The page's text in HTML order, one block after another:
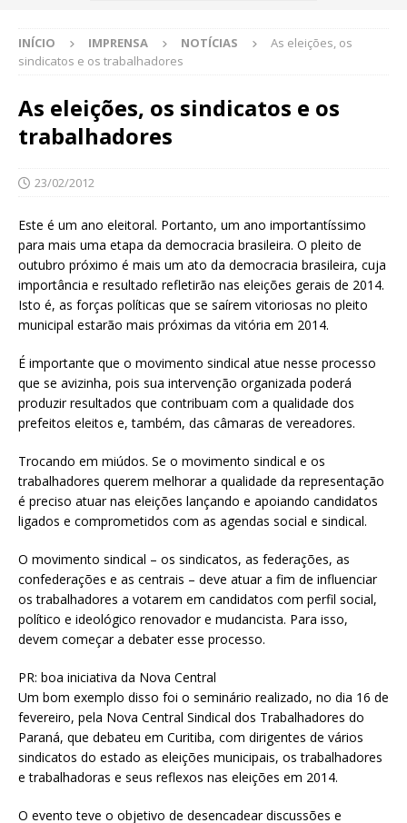
INÍCIO IMPRENSA NOTÍCIAS
As eleições, os
sindicatos e os trabalhadores
As eleições, os sindicatos e os
trabalhadores
23/02/2012
Este é um ano eleitoral. Portanto, um ano importantíssimo
para mais uma etapa da democracia brasileira. O pleito de
outubro próximo é mais um ato da democracia brasileira, cuja
importância e resultado refletirão nas eleições gerais de 2014.
Isto é, as forças políticas que se saírem vitoriosas no pleito
municipal estarão mais próximas da vitória em 2014.
É importante que o movimento sindical atue nesse processo
que se avizinha, pois sua intervenção organizada poderá
produzir resultados que contribuam com a qualidade dos
prefeitos eleitos e, também, das câmaras de vereadores.
Trocando em miúdos. Se o movimento sindical e os
trabalhadores querem melhorar a qualidade da representação
é preciso atuar nas eleições lançando e apoiando candidatos
ligados e comprometidos com as agendas social e sindical.
O movimento sindical – os sindicatos, as federações, as
confederações e as centrais – deve atuar a fim de influenciar
os trabalhadores a votarem em candidatos com perfil social,
político e ideológico renovador e mudancista. Para isso,
devem começar a debater esse processo.
PR: boa iniciativa da Nova Central
Um bom exemplo disso foi o seminário realizado, no dia 16 de
fevereiro, pela Nova Central Sindical dos Trabalhadores do
Paraná, que debateu em Curitiba, com dirigentes de vários
sindicatos do estado as eleições municipais, os trabalhadores
e trabalhadoras e seus reflexos nas eleições em 2014.
O evento teve o objetivo de desencadear discussões e